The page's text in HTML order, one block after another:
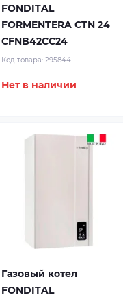
FONDITAL
FORMENTERA CTN 24
CFNB42CC24
Код товара: 295844
Нет в наличии
Газовый котел
FONDITAL